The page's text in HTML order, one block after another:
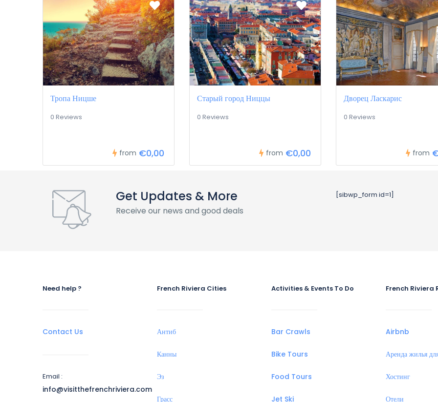
Тропа Ницше
0 Reviews
from €0,00
Старый город Ниццы
0 Reviews
from €0,00
Дворец Ласкарис
0 Reviews
from
Get Updates & More
Receive our news and good deals
[sibwp_form id=1]
Need help ?
Contact Us
Email :
info@visitthefrenchriviera.com
French Riviera Cities
Антиб
Канны
Эз
Грасс
Activities & Events To Do
Bar Crawls
Bike Tours
Food Tours
Jet Ski
French Riviera
Airbnb
Аренда жилья
Хостинг
Отели